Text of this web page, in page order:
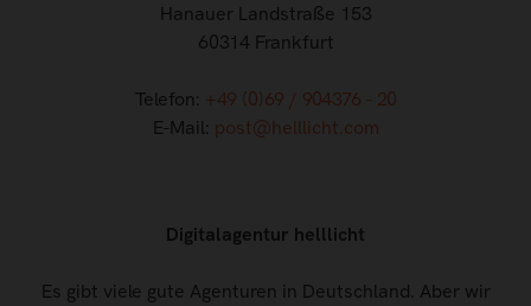
Hanauer Landstraße 153
60314 Frankfurt
Telefon: +49 (0)69 / 904376 - 20
E-Mail: post@helllicht.com
Digitalagentur helllicht
Es gibt viele gute Agenturen in Deutschland. Aber wir